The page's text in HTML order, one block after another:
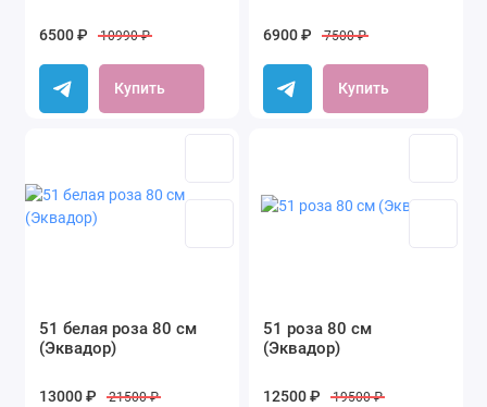
6500 ₽ 10990 ₽
Купить
6900 ₽ 7500 ₽
Купить
51 белая роза 80 см
(Эквадор)
13000 ₽ 21500 ₽
51 роза 80 см
(Эквадор)
12500 ₽ 19500 ₽